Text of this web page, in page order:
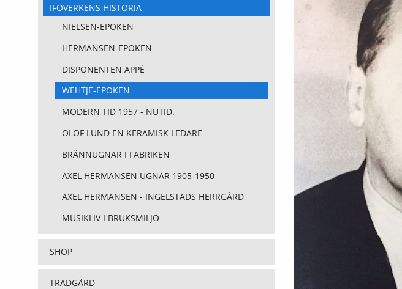
IFÖVERKENS HISTORIA
NIELSEN-EPOKEN
HERMANSEN-EPOKEN
DISPONENTEN APPÉ
WEHTJE-EPOKEN
MODERN TID 1957 - NUTID.
OLOF LUND EN KERAMISK LEDARE
BRÄNNUGNAR I FABRIKEN
AXEL HERMANSEN UGNAR 1905-1950
AXEL HERMANSEN - INGELSTADS HERRGÅRD
MUSIKLIV I BRUKSMILJÖ
SHOP
TRÄDGÅRD